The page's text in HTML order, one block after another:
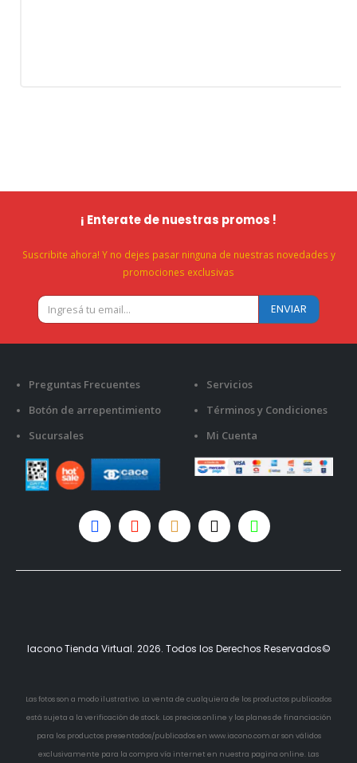
¡ Enterate de nuestras promos !
Suscribite ahora! Y no dejes pasar ninguna de nuestras novedades y
promociones exclusivas
Preguntas Frecuentes
Botón de arrepentimiento
Sucursales
Servicios
Términos y Condiciones
Mi Cuenta
Iacono Tienda Virtual. 2026. Todos los Derechos Reservados©
Las fotos son a modo ilustrativo. La venta de cualquiera de los productos publicados
está sujeta a la verificación de stock. Los precios online y los planes de financiación
para los productos presentados/publicados en www.iacono.com.ar son válidos
exclusivamente para la compra vía internet en nuestra pagina online. Las